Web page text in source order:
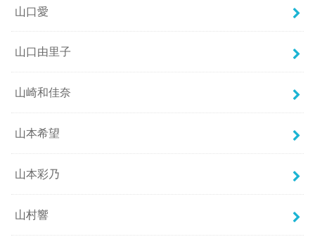
山口愛
山口由里子
山崎和佳奈
山本希望
山本彩乃
山村響